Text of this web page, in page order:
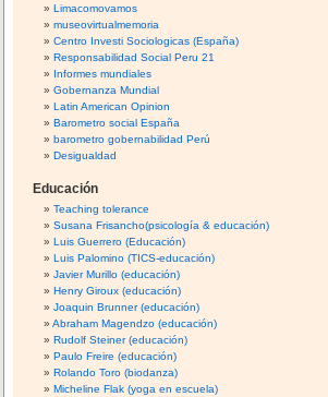
Limacomovamos
museovirtualmemoria
Centro Investi Sociologicas (España)
Responsabilidad Social Peru 21
Informes mundiales
Gobernanza Mundial
Latin American Opinion
Barometro social España
barometro gobernabilidad Perú
Desigualdad
Educación
Teaching tolerance
Susana Frisancho(psicología & educación)
Luis Guerrero (Educación)
Luis Palomino (TICS-educación)
Javier Murillo (educación)
Henry Giroux (educación)
Joaquin Brunner (educación)
Abraham Magendzo (educación)
Rudolf Steiner (educación)
Paulo Freire (educación)
Rolando Toro (biodanza)
Micheline Flak (yoga en escuela)